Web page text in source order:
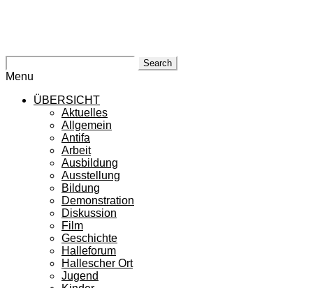
Search
Menu
ÜBERSICHT
Aktuelles
Allgemein
Antifa
Arbeit
Ausbildung
Ausstellung
Bildung
Demonstration
Diskussion
Film
Geschichte
Halleforum
Hallescher Ort
Jugend